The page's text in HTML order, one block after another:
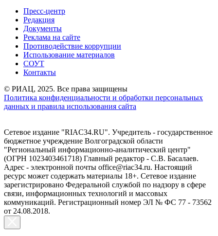
Пресс-центр
Редакция
Документы
Реклама на сайте
Противодействие коррупции
Использование материалов
СОУТ
Контакты
© РИАЦ, 2025. Все права защищены
Политика конфиденциальности и обработки персональных
данных и правила использования сайта
Сетевое издание "RIAC34.RU". Учредитель - государственное
бюджетное учреждение Волгоградской области
"Региональный информационно-аналитический центр"
(ОГРН 1023403461718) Главный редактор - С.В. Басалаев.
Адрес - электронной почты office@riac34.ru. Настоящий
ресурс может содержать материалы 18+. Сетевое издание
зарегистрировано Федеральной службой по надзору в сфере
связи, информационных технологий и массовых
коммуникаций. Регистрационный номер ЭЛ № ФС 77 - 73562
от 24.08.2018.